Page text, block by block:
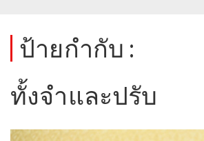
ป้ายกำกับ :
ทั้งจำและปรับ